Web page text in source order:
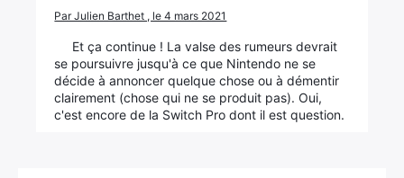
Par Julien Barthet , le 4 mars 2021
Et ça continue ! La valse des rumeurs devrait
se poursuivre jusqu'à ce que Nintendo ne se
décide à annoncer quelque chose ou à démentir
clairement (chose qui ne se produit pas). Oui,
c'est encore de la Switch Pro dont il est question.